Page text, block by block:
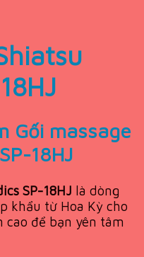
Gối massage
18HJ
SP-18HJ là dòng
khẩu từ Hoa Kỳ cho
để bạn yên tâm